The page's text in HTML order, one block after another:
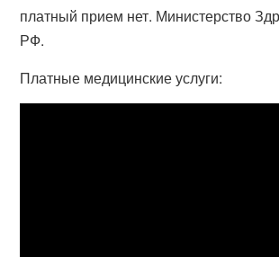
платный прием нет. Министерство
РФ.
Платные медицинские услуги: